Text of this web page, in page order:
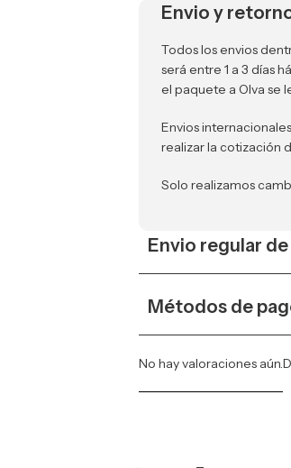
Envio y
Todos los envios
será entre 1 a 3 días
el paquete a Olva se
Envios
realizar la cotización
Solo realizamos
Envio regular de
Métodos de
No hay valoraciones aún.